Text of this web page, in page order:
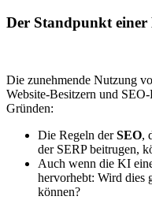
Der Standpunkt
Die zunehmende Nutzung
Website-Besitzern und
Gründen:
Die Regeln derSEO,
der SERP beitrugen,
Auch wenn die KI
hervorhebt: Wird dies
können?